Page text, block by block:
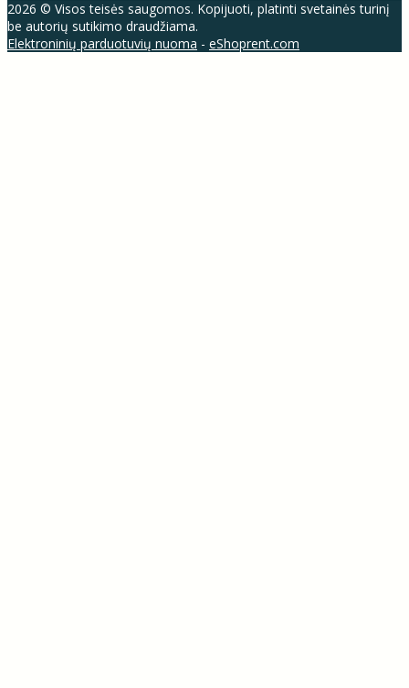
2026 © Visos teisės saugomos. Kopijuoti, platinti svetainės turinį
be autorių sutikimo draudžiama.
Elektroninių parduotuvių nuoma - eShoprent.com